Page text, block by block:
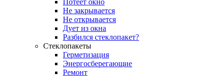
Потеет окно
Не закрывается
Не открывается
Дует из окна
Разбился стеклопакет?
Стеклопакеты
Герметизация
Энергосберегающие
Ремонт